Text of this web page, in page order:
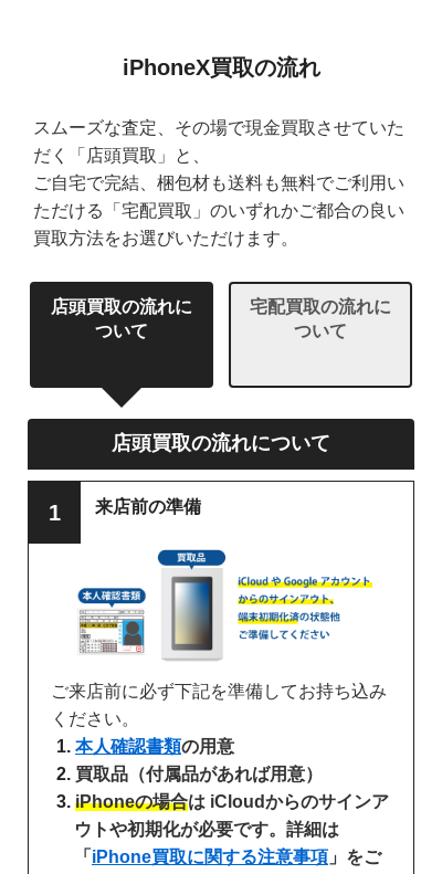
iPhoneX買取の流れ
スムーズな査定、その場で現金買取させていた
だく「店頭買取」と、
ご自宅で完結、梱包材も送料も無料でご利用い
ただける「宅配買取」のいずれかご都合の良い
買取方法をお選びいただけます。
店頭買取の流れに
ついて
宅配買取の流れに
ついて
店頭買取の流れについて
来店前の準備
ご来店前に必ず下記を準備してお持ち込み
ください。
本人確認書類の用意
買取品（付属品があれば用意）
iPhoneの場合は iCloudからのサインア
ウトや初期化が必要です。詳細は
「 iPhone買取に関する注意事項 」をご